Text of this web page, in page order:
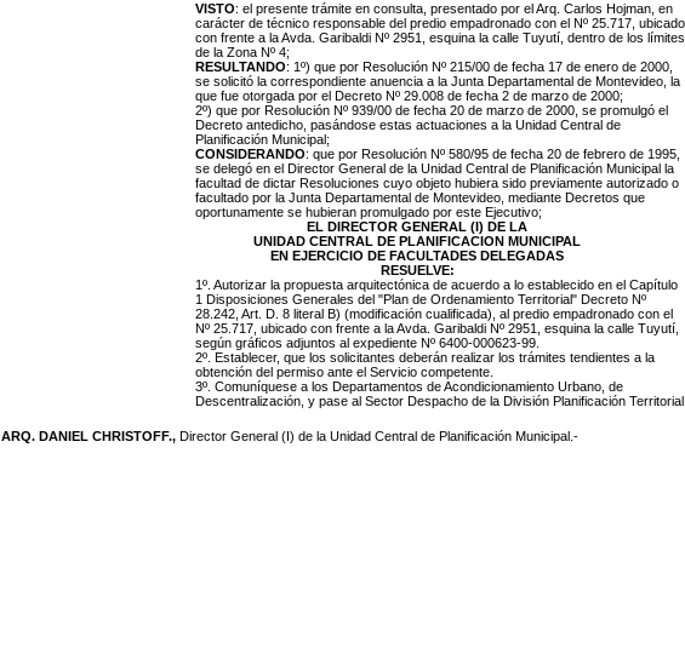
VISTO: el presente trámite en consulta, presentado por el Arq. Carlos Hojman, en
carácter de técnico responsable del predio empadronado con el Nº 25.717, ubicado
con frente a la Avda. Garibaldi Nº 2951, esquina la calle Tuyutí, dentro de los límites
de la Zona Nº 4;
RESULTANDO: 1º) que por Resolución Nº 215/00 de fecha 17 de enero de 2000,
se solicitó la correspondiente anuencia a la Junta Departamental de Montevideo, la
que fue otorgada por el Decreto Nº 29.008 de fecha 2 de marzo de 2000;
2º) que por Resolución Nº 939/00 de fecha 20 de marzo de 2000, se promulgó el
Decreto antedicho, pasándose estas actuaciones a la Unidad Central de
Planificación Municipal;
CONSIDERANDO: que por Resolución Nº 580/95 de fecha 20 de febrero de 1995,
se delegó en el Director General de la Unidad Central de Planificación Municipal la
facultad de dictar Resoluciones cuyo objeto hubiera sido previamente autorizado o
facultado por la Junta Departamental de Montevideo, mediante Decretos que
oportunamente se hubieran promulgado por este Ejecutivo;
EL DIRECTOR GENERAL (I) DE LA
UNIDAD CENTRAL DE PLANIFICACION MUNICIPAL
EN EJERCICIO DE FACULTADES DELEGADAS
RESUELVE:
1º. Autorizar la propuesta arquitectónica de acuerdo a lo establecido en el Capítulo
1 Disposiciones Generales del "Plan de Ordenamiento Territorial" Decreto Nº
28.242, Art. D. 8 literal B) (modificación cualificada), al predio empadronado con el
Nº 25.717, ubicado con frente a la Avda. Garibaldi Nº 2951, esquina la calle Tuyutí,
según gráficos adjuntos al expediente Nº 6400-000623-99.
2º. Establecer, que los solicitantes deberán realizar los trámites tendientes a la
obtención del permiso ante el Servicio competente.
3º. Comuníquese a los Departamentos de Acondicionamiento Urbano, de
Descentralización, y pase al Sector Despacho de la División Planificación
ARQ. DANIEL CHRISTOFF., Director General (I) de la Unidad Central de Planificación Municipal.-